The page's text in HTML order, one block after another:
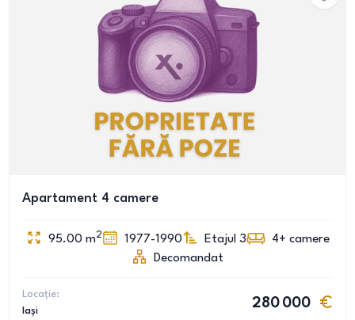
Apartament 4 camere
95.00 m2 1977-1990 Etajul 3 4+ camere
Decomandat
Locație:
Iași
280 000